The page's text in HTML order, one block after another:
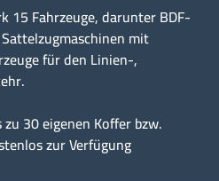
15 Fahrzeuge, darunter BDF-
mit
für den Linien-,
30 eigenen Koffer bzw.
zur Verfügung